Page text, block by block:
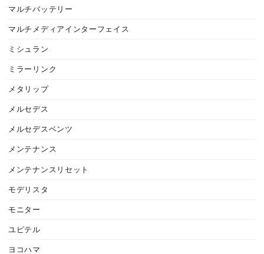
マルチバッテリー
マルチメディアインターフェイス
ミシュラン
ミラーリンク
メタリップ
メルセデス
メルセデスベンツ
メンテナンス
メンテナンスリセット
モデリスタ
モニター
ユピテル
ヨコハマ